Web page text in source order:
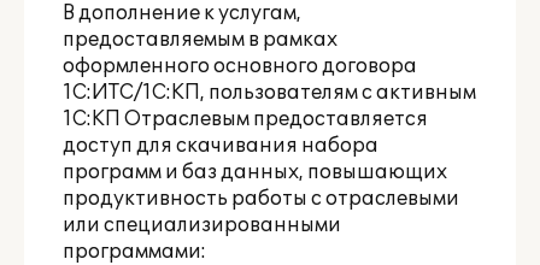
В дополнение к услугам,
предоставляемым в рамках
оформленного основного договора
1С:ИТС/1С:КП, пользователям с активным
1С:КП Отраслевым предоставляется
доступ для скачивания набора
программ и баз данных, повышающих
продуктивность работы с отраслевыми
или специализированными
программами: